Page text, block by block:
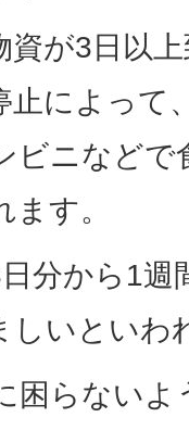
資が3日以
止によって
ビニなどで
す。
分から1週
しいといわ
困らないよ